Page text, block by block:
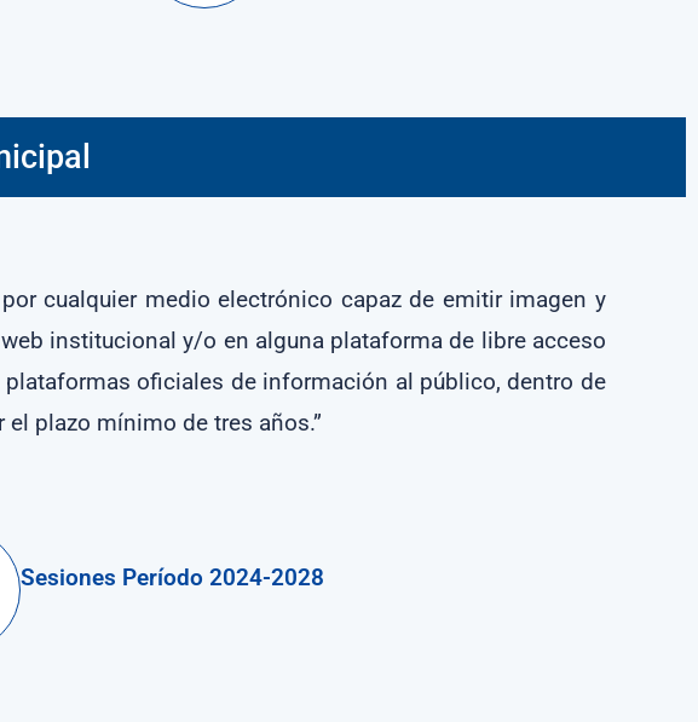
cualquier medio electrónico capaz de emitir imagen y
institucional y/o en alguna plataforma de libre acceso
oficiales de información al público, dentro de
plazo mínimo de tres años.”
Sesiones Período 2024-2028